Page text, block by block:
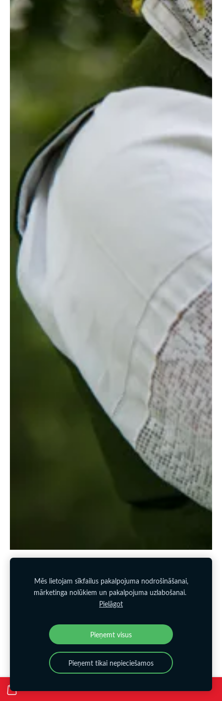
Mēs lietojam sīkfailus pakalpojuma nodrošināšanai,
mārketinga nolūkiem un pakalpojuma uzlabošanai.
Pielāgot
Pieņemt visus
Pieņemt tikai nepieciešamos